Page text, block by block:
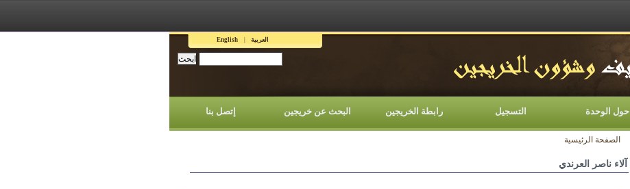
العربية English
حول الوحدة التسجيل رابطة الخريجين البحث عن خريجين إتصل بنا
الصفحة الرئيسية
آلاء ناصر العرندي